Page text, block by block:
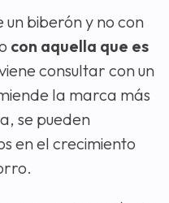
biberón y no con
con aquella que es
consultar con un
la marca más
se pueden
en el crecimiento